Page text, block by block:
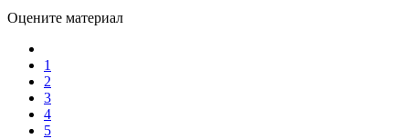
Оцените материал
1
2
3
4
5